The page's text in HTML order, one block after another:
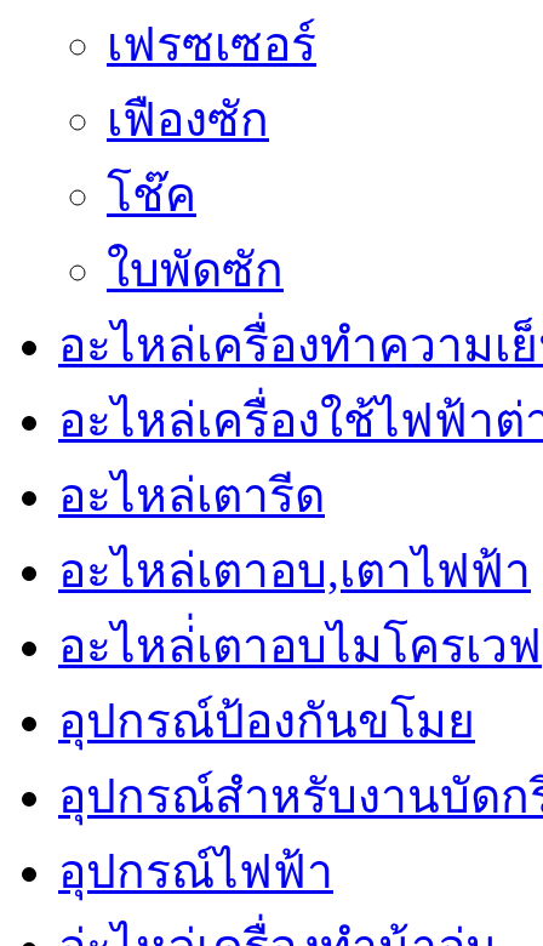
เฟรซเซอร์
เฟืองซัก
โช๊ค
ใบพัดซัก
อะไหล่เครื่องทำความเ
อะไหล่เครื่องใช้ไฟฟ้าต่
อะไหล่เตารีด
อะไหล่เตาอบ,เตาไฟฟ้า
อะไหล่่เตาอบไมโครเวฟ
อุปกรณ์ป้องกันขโมย
อุปกรณ์สำหรับงานบัดก
อุปกรณ์ไฟฟ้า